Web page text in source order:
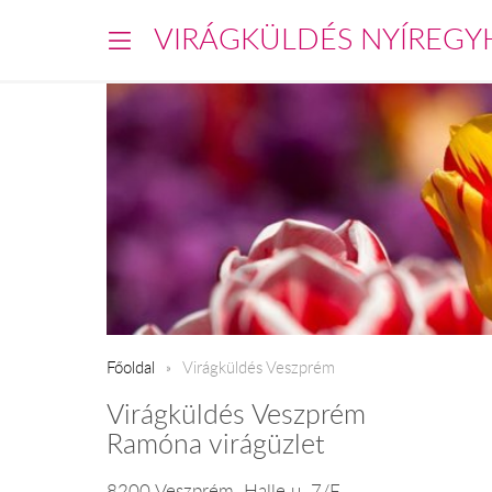
VIRÁGKÜLDÉS
Főoldal Virágküldés Veszprém
Virágküldés Veszprém
Ramóna virágüzlet